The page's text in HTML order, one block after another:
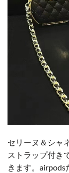
セリーヌ＆シャ
ストラップ付き
きます。